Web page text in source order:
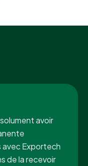
avoir
avec Exportech
de la recevoir